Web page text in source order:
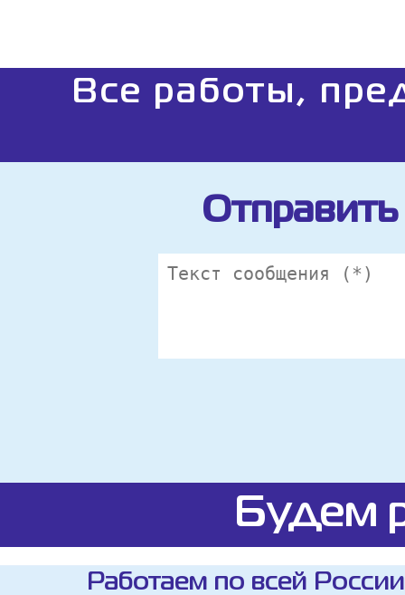
Все работы,
Отправить
Будем
Работаем по всей